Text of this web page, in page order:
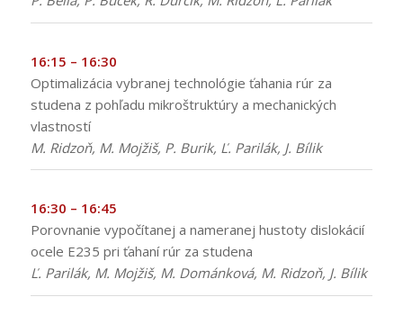
16:15 – 16:30
Optimalizácia vybranej technológie ťahania rúr za
studena z pohľadu mikroštruktúry a mechanických
vlastností
M. Ridzoň, M. Mojžiš, P. Burik, Ľ. Parilák, J. Bílik
16:30 – 16:45
Porovnanie vypočítanej a nameranej hustoty dislokácií
ocele E235 pri ťahaní rúr za studena
Ľ. Parilák, M. Mojžiš, M. Dománková, M. Ridzoň, J. Bílik